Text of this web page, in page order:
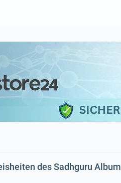
des Sadhguru Album